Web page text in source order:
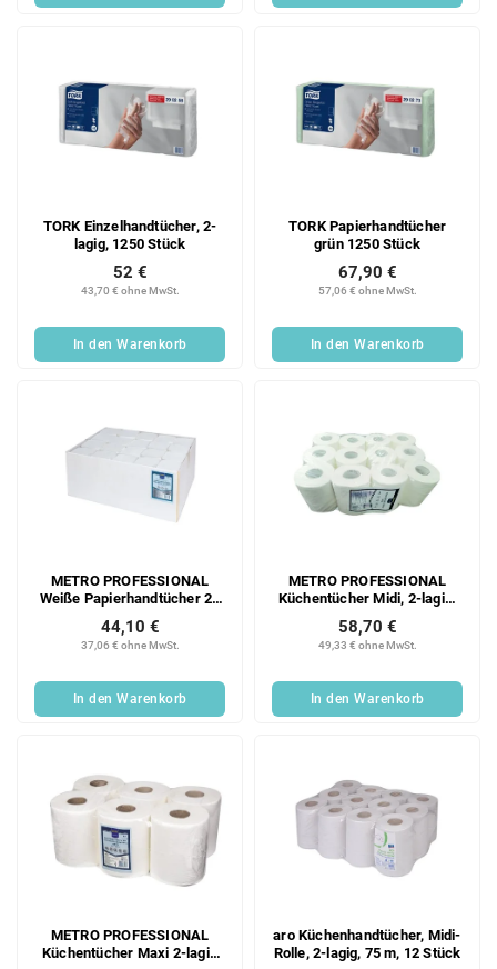
TORK Einzelhandtücher, 2-
lagig, 1250 Stück
43,70 € ohne MwSt.
52 €
In den Warenkorb
TORK Papierhandtücher
grün 1250 Stück
57,06 € ohne MwSt.
67,90 €
In den Warenkorb
METRO PROFESSIONAL
Weiße Papierhandtücher 20
37,06 € ohne MwSt.
44,10 €
In den Warenkorb
METRO PROFESSIONAL
Küchentücher Midi, 2-lagig,
49,33 € ohne MwSt.
58,70 €
In den Warenkorb
METRO PROFESSIONAL
Küchentücher Maxi 2-lagig
aro Küchenhandtücher, Midi-
Rolle, 2-lagig, 75 m, 12 Stück